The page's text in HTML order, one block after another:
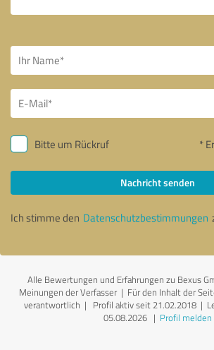
Bitte um Rückruf *
Nachricht senden
Ich stimme den Datenschutzbestimmungen
Alle Bewertungen und Erfahrungen zu Bexus
Meinungen der Verfasser | Für den Inhalt der
verantwortlich | Profil aktiv seit 21.02.2018 |
05.08.2026 | Profil melden